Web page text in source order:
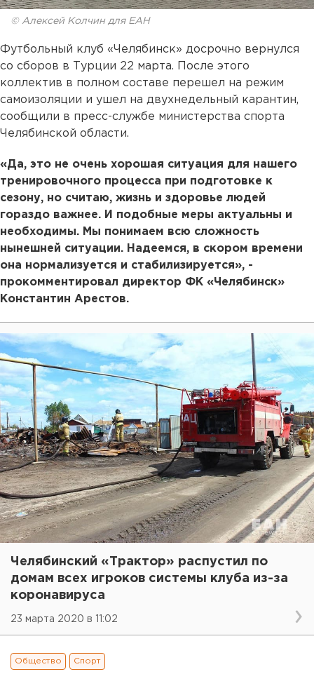
© Алексей Колчин для ЕАН
Футбольный клуб «Челябинск» досрочно вернулся
со сборов в Турции 22 марта. После этого
коллектив в полном составе перешел на режим
самоизоляции и ушел на двухнедельный карантин,
сообщили в пресс-службе министерства спорта
Челябинской области.
«Да, это не очень хорошая ситуация для нашего
тренировочного процесса при подготовке к
сезону, но считаю, жизнь и здоровье людей
гораздо важнее. И подобные меры актуальны и
необходимы. Мы понимаем всю сложность
нынешней ситуации. Надеемся, в скором времени
она нормализуется и стабилизируется», -
прокомментировал директор ФК «Челябинск»
Константин Арестов.
Челябинский «Трактор» распустил по
домам всех игроков системы клуба из-за
коронавируса
23 марта 2020 в 11:02
Общество Спорт